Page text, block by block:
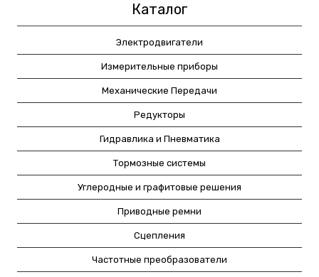
Каталог
Электродвигатели
Измерительные приборы
Механические Передачи
Редукторы
Гидравлика и Пневматика
Тормозные системы
Углеродные и графитовые решения
Приводные ремни
Сцепления
Частотные преобразователи